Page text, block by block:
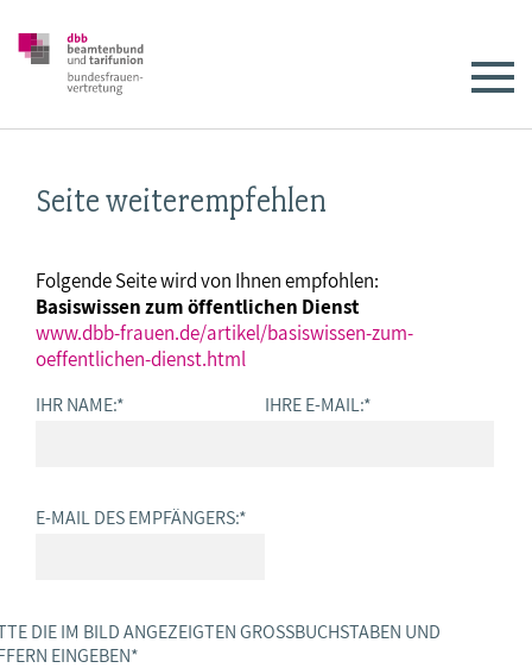
Seite weiterempfehlen
Folgende Seite wird von Ihnen empfohlen:
Basiswissen zum öffentlichen Dienst
www.dbb-frauen.de/artikel/basiswissen-zum-
oeffentlichen-dienst.html
IHR NAME:* IHRE E-MAIL:*
E-MAIL DES EMPFÄNGERS:*
DIE IM BILD ANGEZEIGTEN GROSSBUCHSTABEN UND Z
EINGEBEN *